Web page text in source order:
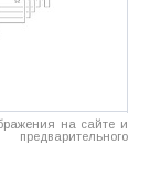
на сайте и